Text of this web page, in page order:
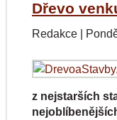
Dřevo
Redakce |
z nejstarších